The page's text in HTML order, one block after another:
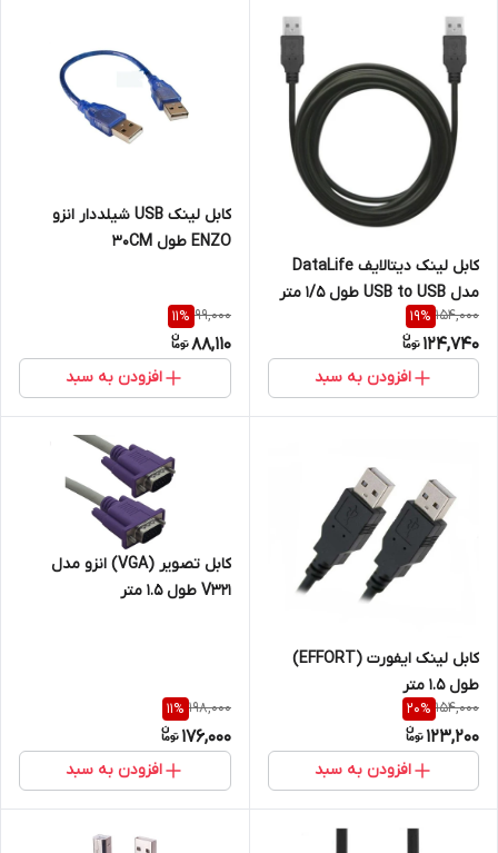
کابل لینک دیتالایف DataLife
مدل USB to USB طول 1/5 متر
154,000
19%
124,740
افزودن به سبد
کابل لینک USB شیلددار انزو
ENZO طول 30CM
99,000
11%
88,110
افزودن به سبد
کابل لینک ایفورت (EFFORT)
طول 1.5 متر
154,000
20%
123,200
افزودن به سبد
کابل تصویر (VGA) انزو مدل
V321 طول 1.5 متر
198,000
11%
176,000
افزودن به سبد